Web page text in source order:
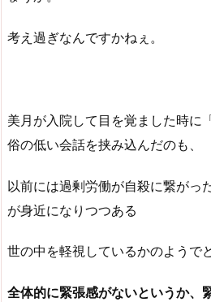
考え過ぎなんですかねぇ。
美月が入院して目を覚ました時に
俗の低い会話を挟み込んだのも、
以前には過剰労働が自殺に繋がっ
が身近になりつつある
世の中を軽視しているかのようで
全体的に緊張感がないというか、